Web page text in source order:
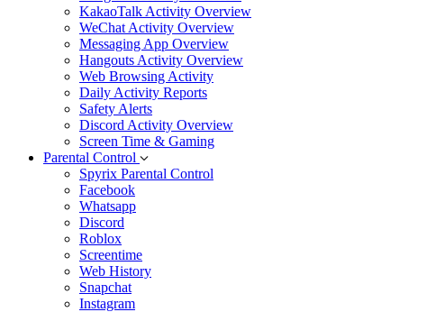
KakaoTalk Activity Overview
WeChat Activity Overview
Messaging App Overview
Hangouts Activity Overview
Web Browsing Activity
Daily Activity Reports
Safety Alerts
Discord Activity Overview
Screen Time & Gaming
Parental Control
Spyrix Parental Control
Facebook
Whatsapp
Discord
Roblox
Screentime
Web History
Snapchat
Instagram